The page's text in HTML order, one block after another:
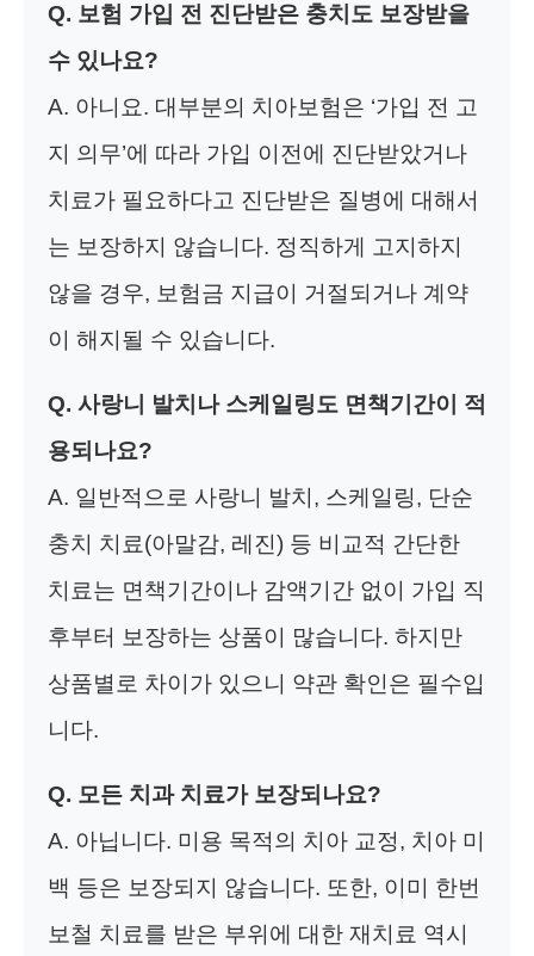
Q. 보험 가입 전 진단받은 충치도 보장받을
수 있나요?
A. 아니요. 대부분의 치아보험은 ‘가입 전 고
지 의무’에 따라 가입 이전에 진단받았거나
치료가 필요하다고 진단받은 질병에 대해서
는 보장하지 않습니다. 정직하게 고지하지
않을 경우, 보험금 지급이 거절되거나 계약
이 해지될 수 있습니다.
Q. 사랑니 발치나 스케일링도 면책기간이 적
용되나요?
A. 일반적으로 사랑니 발치, 스케일링, 단순
충치 치료(아말감, 레진) 등 비교적 간단한
치료는 면책기간이나 감액기간 없이 가입 직
후부터 보장하는 상품이 많습니다. 하지만
상품별로 차이가 있으니 약관 확인은 필수입
니다.
Q. 모든 치과 치료가 보장되나요?
A. 아닙니다. 미용 목적의 치아 교정, 치아 미
백 등은 보장되지 않습니다. 또한, 이미 한번
보철 치료를 받은 부위에 대한 재치료 역시